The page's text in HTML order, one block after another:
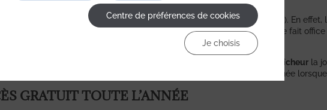
avec sa verdure et ses plantes grasses (Aloe Vera, cactus, etc.). En effet,
Dordogne. La falaise qui le borde fait
plus paradisiaque.
agréable sensation de fraîcheur la
, et les roches de la falaise restituent toute la chaleur emmagasinée
GRATUIT TOUTE L’ANNÉE
Centre de préférences de cookies
Je choisis